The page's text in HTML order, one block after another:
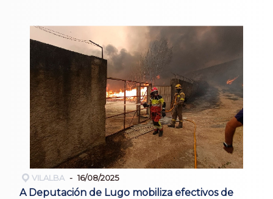
VILALBA 16/08/2025
A Deputación de Lugo mobiliza efectivos de